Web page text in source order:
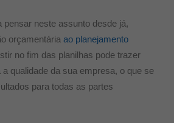
pensar neste assunto desde já,
orçamentária ao planejamento
no fim das planilhas pode trazer
qualidade da sua empresa, o que se
para todas as partes